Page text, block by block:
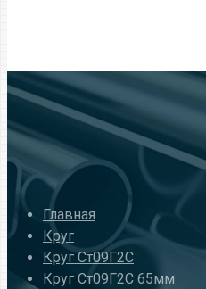
Главная
Круг
Круг Ст09Г2С
Круг Ст09Г2С 65мм